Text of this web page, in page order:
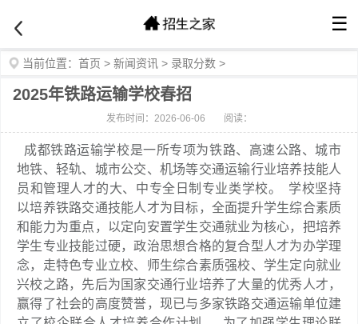
☰
当前位置： 首页 > 新闻资讯 > 录取分数 >
2025年铁路运输学校春招
发布时间：2026-06-06 阅读：
成都铁路运输学校是一所专项为铁路、高速公路、城市
地铁、轻轨、城市公交、机场等交通运输行业培养技能人
员和管理人才的大、中专全日制专业类学校。 学校坚持
以培养铁路交通技能人才为目标，全面提升学生综合素质
和能力为重点，以定向安置学生交通就业为核心，把培养
学生专业技能过硬，政治思想合格的复合型人才为办学理
念，走特色专业立校、师生综合素质强校、学生定向就业
兴校之路，先后为国家交通行业培养了大量的优秀人才，
赢得了社会的高度赞誉，现已与多家铁路交通运输单位建